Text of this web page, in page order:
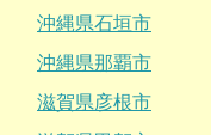
沖縄県石垣市
沖縄県那覇市
滋賀県彦根市